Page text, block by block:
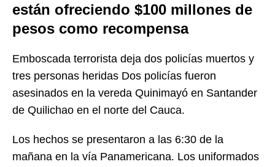
están ofreciendo $100 millones de
pesos como recompensa
Emboscada terrorista deja dos policías muertos y
tres personas heridas Dos policías fueron
asesinados en la vereda Quinimayó en Santander
de Quilichao en el norte del Cauca.
Los hechos se presentaron a las 6:30 de la
mañana en la vía Panamericana. Los uniformados